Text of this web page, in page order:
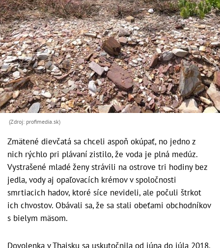
(Zdroj: profimedia.sk)
Zmätené dievčatá sa chceli aspoň okúpať, no jedno z
nich rýchlo pri plávaní zistilo, že voda je plná medúz.
Vystrašené mladé ženy strávili na ostrove tri hodiny bez
jedla, vody aj opaľovacích krémov v spoločnosti
smrtiacich hadov, ktoré síce nevideli, ale počuli štrkot
ich chvostov. Obávali sa, že sa stali obeťami obchodníkov
s bielym mäsom.
Dovolenka v Thajsku sa uskutočnila od júna do júla 2018,